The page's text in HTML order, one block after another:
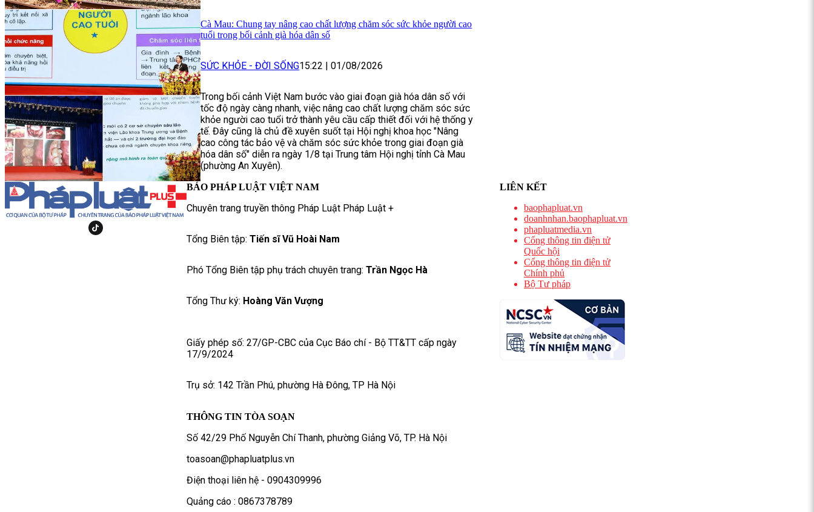
Cà Mau: Chung tay nâng cao chất lượng chăm sóc sức khỏe người cao
tuổi trong bối cảnh già hóa dân số
SỨC KHỎE - ĐỜI SỐNG15:22 | 01/08/2026
Trong bối cảnh Việt Nam bước vào giai đoạn già hóa dân số với
tốc độ ngày càng nhanh, việc nâng cao chất lượng chăm sóc sức
khỏe người cao tuổi trở thành yêu cầu cấp thiết đối với hệ thống y
tế. Đây cũng là chủ đề xuyên suốt tại Hội nghị khoa học "Nâng
cao công tác bảo vệ và chăm sóc sức khỏe trong giai đoạn già
hóa dân số" diễn ra ngày 1/8 tại Trung tâm Hội nghị tỉnh Cà Mau
(phường An Xuyên).
BÁO PHÁP LUẬT VIỆT NAM
Chuyên trang truyền thông Pháp Luật Pháp Luật +
Tổng Biên tập: Tiến sĩ Vũ Hoài Nam
Phó Tổng Biên tập phụ trách chuyên trang: Trần Ngọc Hà
Tổng Thư ký: Hoàng Văn Vượng
Giấy phép số: 27/GP-CBC của Cục Báo chí - Bộ TT&TT cấp ngày
17/9/2024
Trụ sở: 142 Trần Phú, phường Hà Đông, TP Hà Nội
THÔNG TIN TÒA SOẠN
Số 42/29 Phố Nguyễn Chí Thanh, phường Giảng Võ, TP. Hà Nội
toasoan@phapluatplus.vn
Điện thoại liên hệ - 0904309996
Quảng cáo : 0867378789
LIÊN KẾT
baophapluat.vn
doanhnhan.baophapluat.vn
phapluatmedia.vn
Cổng thông tin điện tử
Quốc hội
Cổng thông tin điện tử
Chính phủ
Bộ Tư pháp